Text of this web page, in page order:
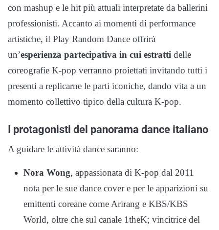
con mashup e le hit più attuali interpretate da ballerini
professionisti. Accanto ai momenti di performance
artistiche, il Play Random Dance offrirà
un’esperienza partecipativa in cui estratti delle
coreografie K-pop verranno proiettati invitando tutti i
presenti a replicarne le parti iconiche, dando vita a un
momento collettivo tipico della cultura K-pop.
I protagonisti del panorama dance italiano
A guidare le attività dance saranno:
Nora Wong, appassionata di K-pop dal 2011
nota per le sue dance cover e per le apparizioni su
emittenti coreane come Arirang e KBS/KBS
World, oltre che sul canale 1theK; vincitrice del